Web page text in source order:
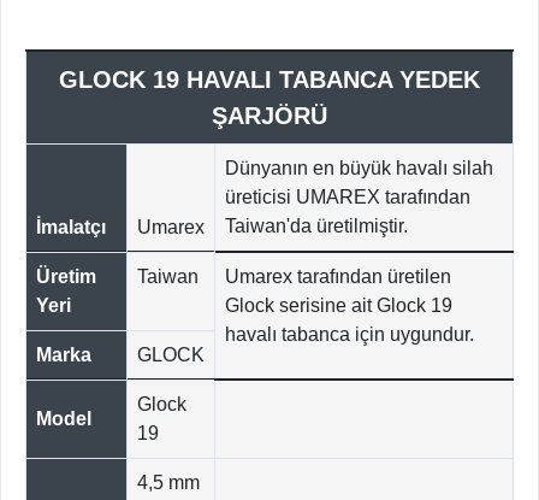
GLOCK 19 HAVALI TABANCA YEDEK
ŞARJÖRÜ
İmalatçı Umarex
Dünyanın en büyük havalı silah
üreticisi UMAREX tarafından
Taiwan'da üretilmiştir.
Üretim
Yeri
Taiwan
Umarex tarafından üretilen
Glock serisine ait Glock 19
havalı tabanca için uygundur.
Marka
GLOCK
Model
Glock
19
4,5 mm